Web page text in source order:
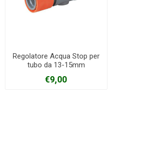
Regolatore Acqua Stop per
tubo da 13-15mm
€9,00